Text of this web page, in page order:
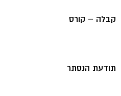
קבלה – קורס
תודעת הנסתר